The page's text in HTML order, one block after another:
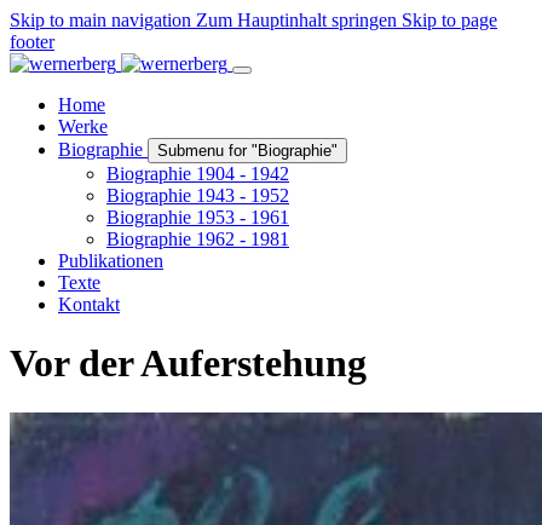
Skip to main navigation Zum Hauptinhalt springen Skip to page
footer
Home
Werke
Biographie
Submenu for "Biographie"
Biographie 1904 - 1942
Biographie 1943 - 1952
Biographie 1953 - 1961
Biographie 1962 - 1981
Publikationen
Texte
Kontakt
Vor der Auferstehung